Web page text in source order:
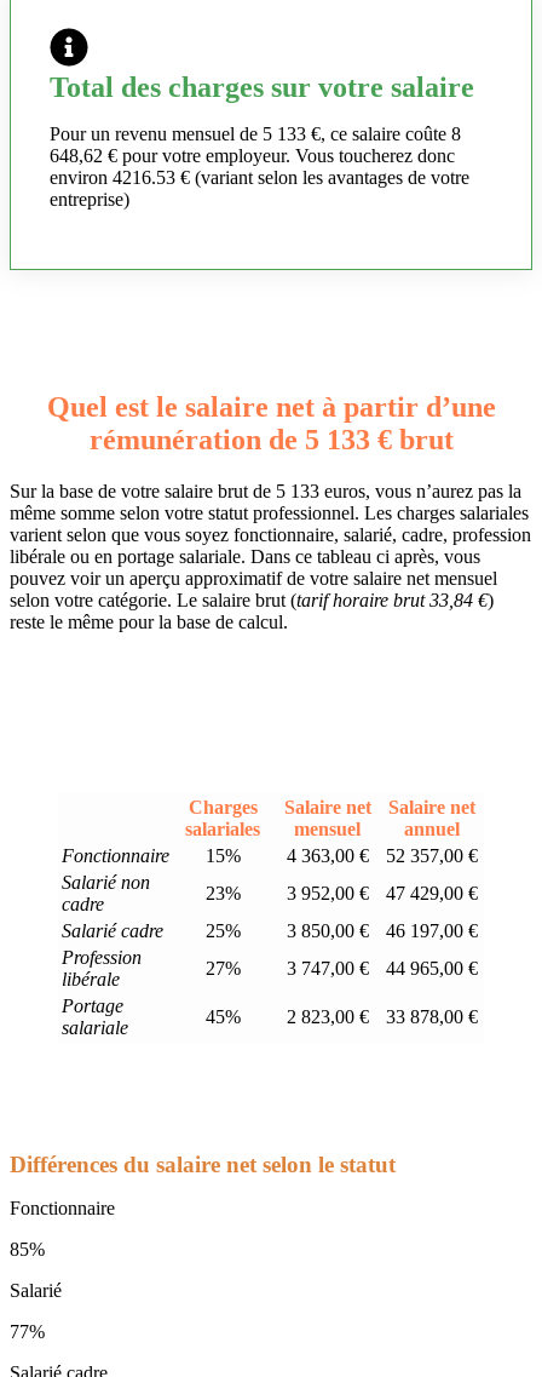
Total des charges sur votre salaire
Pour un revenu mensuel de 5 133 €, ce salaire coûte 8
648,62 € pour votre employeur. Vous toucherez donc
environ 4216.53 € (variant selon les avantages de votre
entreprise)
Quel est le salaire net à partir d’une
rémunération de 5 133 € brut
Sur la base de votre salaire brut de 5 133 euros, vous n’aurez pas la
même somme selon votre statut professionnel. Les charges salariales
varient selon que vous soyez fonctionnaire, salarié, cadre, profession
libérale ou en portage salariale. Dans ce tableau ci après, vous
pouvez voir un aperçu approximatif de votre salaire net mensuel
selon votre catégorie. Le salaire brut (tarif horaire brut 33,84 €)
reste le même pour la base de calcul.
Charges
salariales
Salaire net
mensuel
Salaire net
annuel
Fonctionnaire
15% 4 363,00 €
52 357,00 €
Salarié non
cadre
23% 3 952,00 €
47 429,00 €
Salarié cadre
25% 3 850,00 €
46 197,00 €
Profession
libérale
27% 3 747,00 €
44 965,00 €
Portage
salariale
45% 2 823,00 € 33 878,00 €
Différences du salaire net selon le statut
Fonctionnaire
85%
Salarié
77%
Salarié cadre